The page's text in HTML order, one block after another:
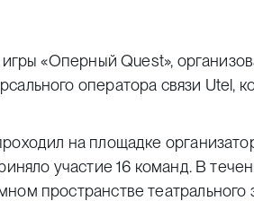
игры «Оперный Quest»,
оператора связи Utel,
на площадке
участие 16 команд. В
пространстве театрального